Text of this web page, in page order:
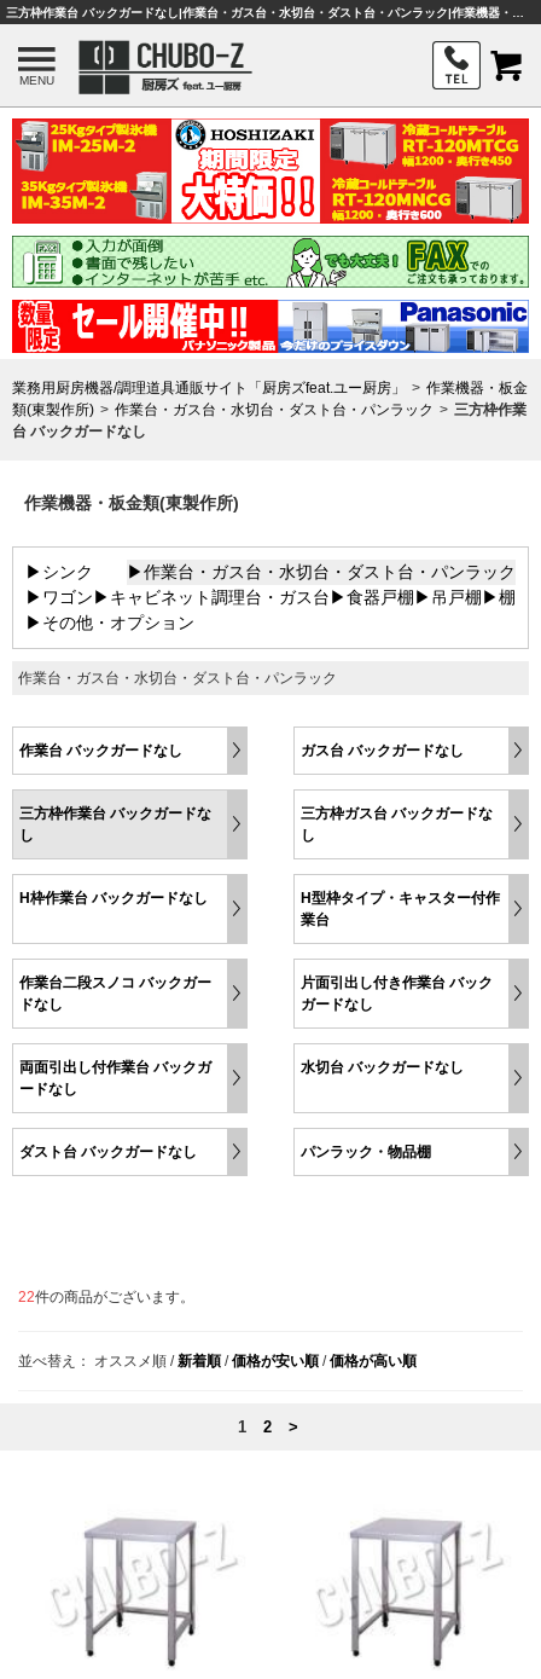
MENU
業務用厨房機器/調理道具通販サイト「厨房ズfeat.ユー厨房」
作業機器・板金
類(東製作所)
作業台・ガス台・水切台・ダスト台・パンラック
三方枠作業
台 バックガードなし
作業機器・板金類(東製作所)
▶シンク
▶作業台・ガス台・水切台・ダスト台・パンラック
▶ワゴン▶キャビネット調理台・ガス台▶食器戸棚▶吊戸棚▶棚
▶その他・オプション
作業台・ガス台・水切台・ダスト台・パンラック
作業台 バックガードなし ガス台 バックガードなし
三方枠作業台 バックガードな
し
三方枠ガス台 バックガードな
し
H枠作業台 バックガードなし
H型枠タイプ・キャスター付作
業台
作業台二段スノコ バックガー
ドなし
片面引出し付き作業台 バック
ガードなし
両面引出し付作業台 バックガ
ードなし
水切台 バックガードなし
ダスト台 バックガードなし パンラック・物品棚
22件の商品がございます。
並べ替え： オススメ順 /新着順 /価格が安い順 /価格が高い順
1 2 >